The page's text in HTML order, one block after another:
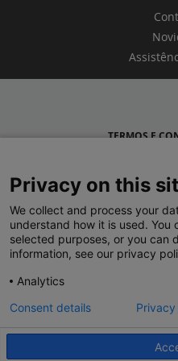
TERMOS E
LEGRAND
GRUPO
Privacy on this
We collect and process your
understand how it is used.
selected purposes, or you can
information, see our privacy
Analytics
Consent details